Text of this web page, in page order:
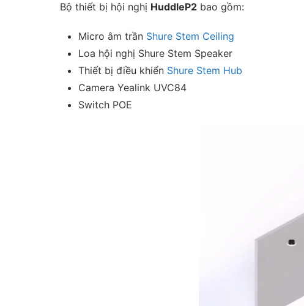
Bộ thiết bị hội nghị HuddleP2 bao gồm:
Micro âm trần Shure Stem Ceiling
Loa hội nghị Shure Stem Speaker
Thiết bị điều khiển Shure Stem Hub
Camera Yealink UVC84
Switch POE